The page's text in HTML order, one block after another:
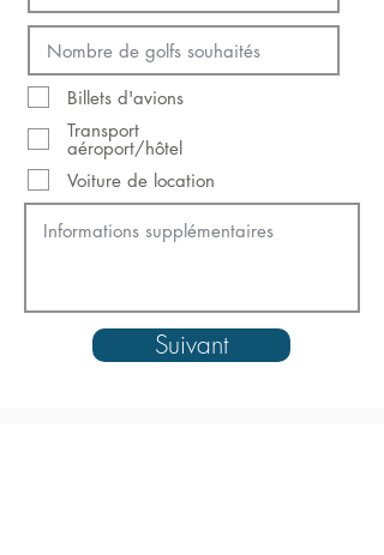
Billets d'avions
Transport
aéroport/hôtel
Voiture de location
Suivant